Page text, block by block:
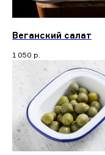
Веганский салат
1 050 р.